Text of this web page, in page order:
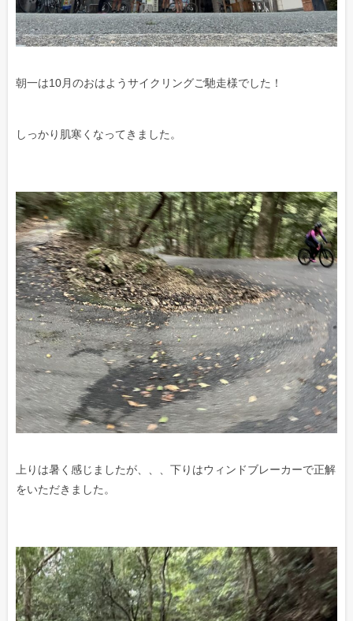
朝一は10月のおはようサイクリングご馳走様でした！
しっかり肌寒くなってきました。
上りは暑く感じましたが、、、下りはウィンドブレーカーで正解
をいただきました。